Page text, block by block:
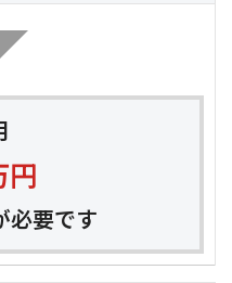
円
必要です